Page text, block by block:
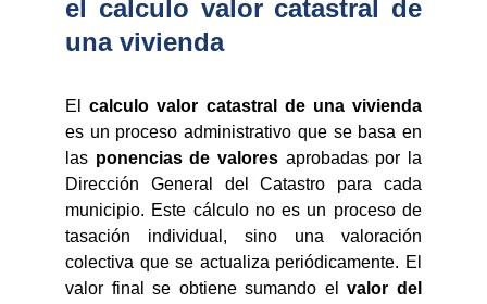
el calculo valor catastral de
una vivienda
Elcalculo valor catastral de una vivienda
es un proceso administrativo que se basa en
las ponencias de valores aprobadas por la
Dirección General del Catastro para cada
municipio. Este cálculo no es un proceso de
tasación individual, sino una valoración
colectiva que se actualiza periódicamente. El
valor final se obtiene sumando elvalor del